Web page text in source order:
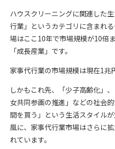
ハウスクリーニングに関連した
行業」というカテゴリに含まれ
場はここ10年で市場規模が10倍
「成長産業」です。
家事代行業の市場規模は現在1兆
しかもこれ先、「少子高齢化」
女共同参画の推進」などの社会
間を買う」という生活スタイル
風に、家事代行業市場はさらに
れています。